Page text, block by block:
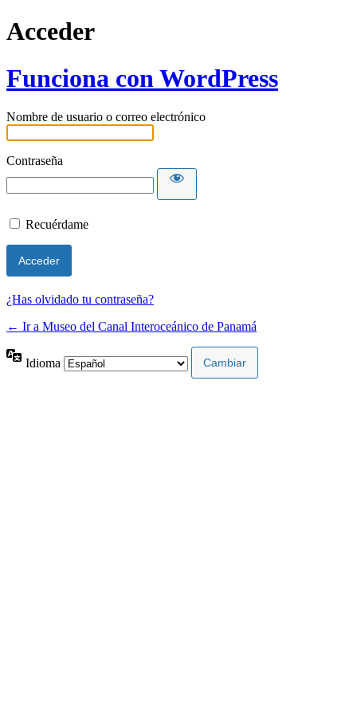
Acceder
Funciona con WordPress
Nombre de usuario o correo electrónico
Contraseña
Recuérdame
¿Has olvidado tu contraseña?
← Ir a Museo del Canal Interoceánico de Panamá
Idioma